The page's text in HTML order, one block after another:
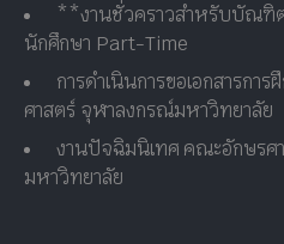
**งานชั่วคราวสำหรับบัณฑิ
นักศึกษา Part-Time
การดำเนินการขอเอกสารก
ศาสตร์ จุฬาลงกรณ์มหาวิทยาลัย
งานปัจฉิมนิเทศ คณะอักษรศ
มหาวิทยาลัย